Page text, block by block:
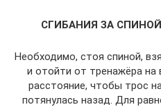
СГИБАНИЯ ЗА
Необходимо, стоя спиной,
и отойти от тренажёра
расстояние, чтобы трос
потянулась назад. Для